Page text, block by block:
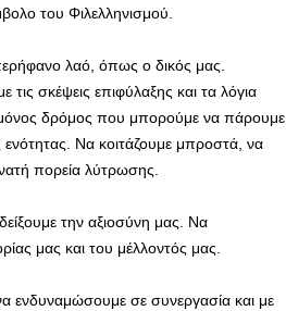
του Φιλελληνισμού.
λαό, όπως ο δικός μας.
σκέψεις επιφύλαξης και τα λόγια
δρόμος που μπορούμε να πάρουμε
ενότητας. Να κοιτάζουμε μπροστά, να
πορεία λύτρωσης.
την αξιοσύνη μας. Να
μας και του μέλλοντός μας.
ενδυναμώσουμε σε συνεργασία και με